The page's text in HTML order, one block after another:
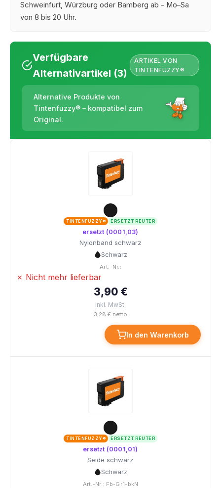
Schweinfurt, Würzburg oder Bamberg ab – Mo–Sa
von 8 bis 20 Uhr.
Verfügbare
Alternativartikel (3)
ARTIKEL VON
TINTENFUZZY®
Alternative Produkte von
Tintenfuzzy® – kompatibel zum
Original.
TINTENFUZZY® ERSETZT REUTER
ersetzt (0001,03)
Nylonband schwarz
Schwarz
Art.-Nr.:
✗ Nicht mehr lieferbar
3,90 €
inkl. MwSt.
3,28 € netto
In den Warenkorb
TINTENFUZZY® ERSETZT REUTER
ersetzt (0001,01)
Seide schwarz
Schwarz
Art.-Nr.: Fb-Gr1-bkN